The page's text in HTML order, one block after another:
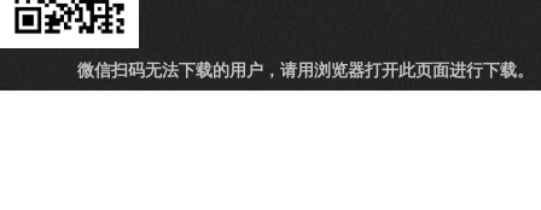
微信扫码无法下载的用户，请用浏览器打开此页面进行下载。